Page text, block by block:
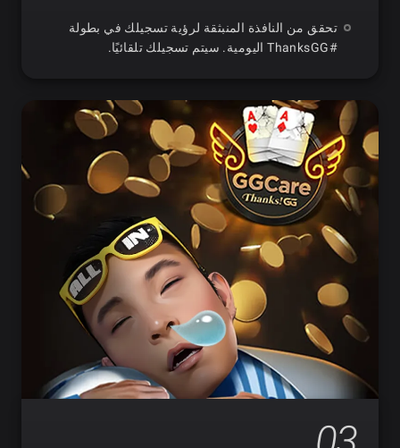
تحقق من النافذة المنبثقة لرؤية تسجيلك في بطولة
#ThanksGG اليومية. سيتم تسجيلك تلقائيًا.